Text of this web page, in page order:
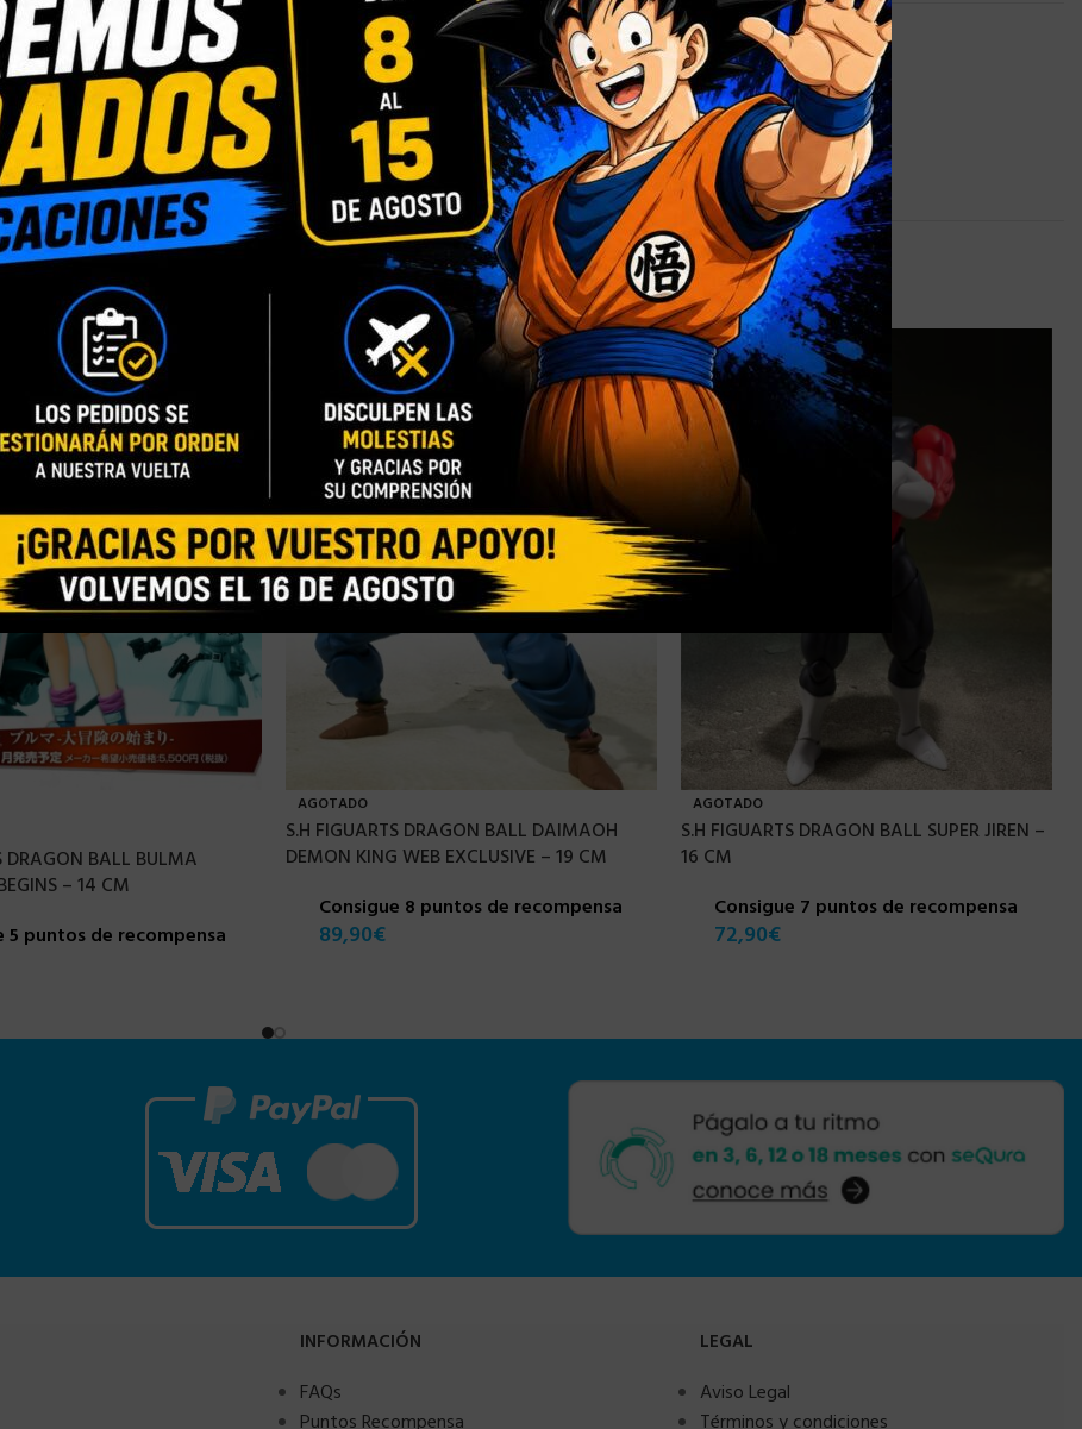
INFORMACIÓN ADICIONAL
0,9 kg
DRAGON BALL BULMA
– 14 CM
5 puntos de recompensa
AGOTADO
S.H FIGUARTS DRAGON BALL DAIMAOH
DEMON KING WEB EXCLUSIVE – 19 CM
Consigue 8 puntos de recompensa
89,90€
AGOTADO
S.H FIGUARTS DRAGON BALL SUPER JIREN –
16 CM
Consigue 7 puntos de recompensa
72,90€
INFORMACIÓN
FAQs
LEGAL
Aviso Legal